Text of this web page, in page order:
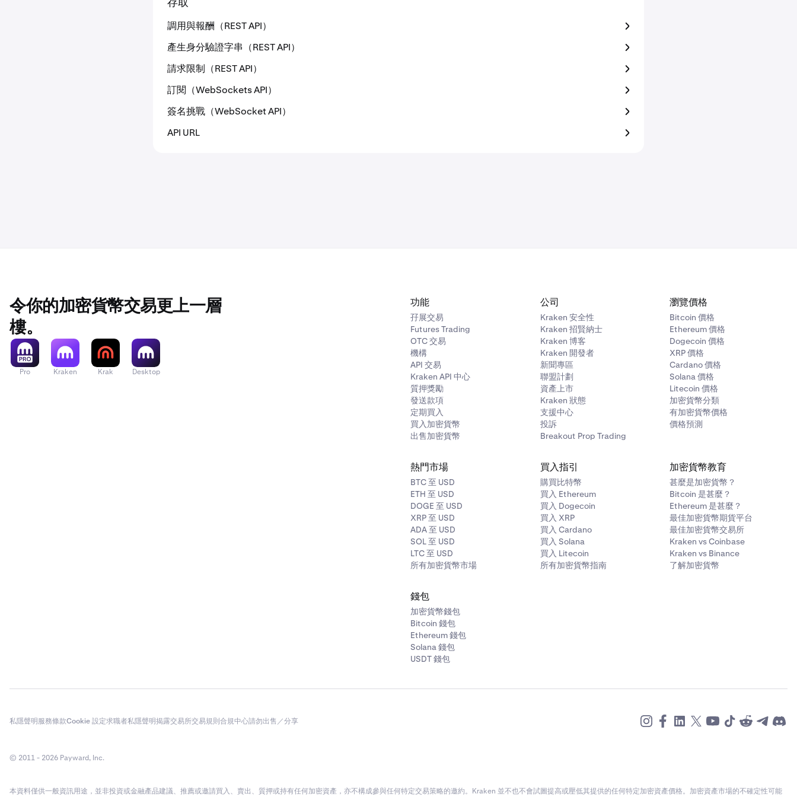
存取
調用與報酬（REST API）
產生身分驗證字串（REST API）
請求限制（REST API）
訂閱（WebSockets API）
簽名挑戰（WebSocket API）
API URL
令你的加密貨幣交易更上一層
樓。
Pro Kraken Krak Desktop
功能
孖展交易
Futures Trading
OTC 交易
機構
API 交易
Kraken API 中心
質押獎勵
發送款項
定期買入
買入加密貨幣
出售加密貨幣
公司
Kraken 安全性
Kraken 招賢納士
Kraken 博客
Kraken 開發者
新聞專區
聯盟計劃
資產上市
Kraken 狀態
支援中心
投訴
Breakout Prop Trading
瀏覽價格
Bitcoin 價格
Ethereum 價格
Dogecoin 價格
XRP 價格
Cardano 價格
Solana 價格
Litecoin 價格
加密貨幣分類
有加密貨幣價格
價格預測
熱門市場
BTC 至 USD
ETH 至 USD
DOGE 至 USD
XRP 至 USD
ADA 至 USD
SOL 至 USD
LTC 至 USD
所有加密貨幣市場
買入指引
購買比特幣
買入 Ethereum
買入 Dogecoin
買入 XRP
買入 Cardano
買入 Solana
買入 Litecoin
所有加密貨幣指南
加密貨幣教育
甚麼是加密貨幣？
Bitcoin 是甚麼？
Ethereum 是甚麼？
最佳加密貨幣期貨平台
最佳加密貨幣交易所
Kraken vs Coinbase
Kraken vs Binance
了解加密貨幣
錢包
加密貨幣錢包
Bitcoin 錢包
Ethereum 錢包
Solana 錢包
USDT 錢包
私隱聲明服務條款Cookie 設定求職者私隱聲明揭露交易所交易規則合規中心請勿出售／分享
© 2011 - 2026 Payward, Inc.
本資料僅供一般資訊用途，並非投資或金融產品建議、推薦或邀請買入、賣出、質押或持有任何加密資產，亦不構成參與任何特定交易策略的邀約。Kraken 並不也不會試圖提高或壓低其提供的任何特定加密資產價格。加密資產市場的不確定性可能